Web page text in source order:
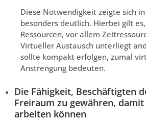
Diese Notwendigkeit zeigte sich
besonders deutlich. Hierbei gilt
Ressourcen, vor allem
Virtueller Austausch unterliegt
sollte kompakt erfolgen, zumal
Anstrengung bedeuten.
Die Fähigkeit, Beschäftigten
Freiraum zu gewähren,
arbeiten können